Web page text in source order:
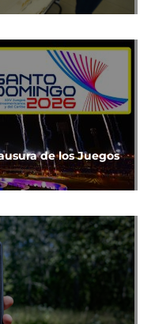
de los Juegos